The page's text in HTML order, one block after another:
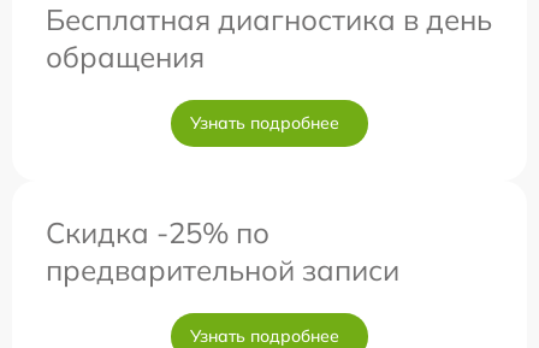
Бесплатная диагностика в день
обращения
Узнать подробнее
Скидка -25% по
предварительной записи
Узнать подробнее